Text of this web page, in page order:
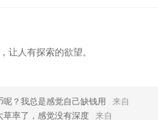
帮助客户争取较好的结果和应有权益
每个月份出现的错题进行重新练习
人有探索的欲望。
呢？我总是感觉自己缺钱用 来自
率了，感觉没有深度 来自